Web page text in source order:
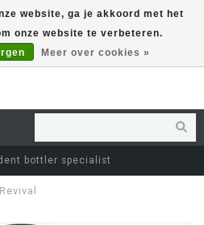
bottler specialist
website, ga je akkoord met het
onze website te verbeteren.
Meer over cookies »